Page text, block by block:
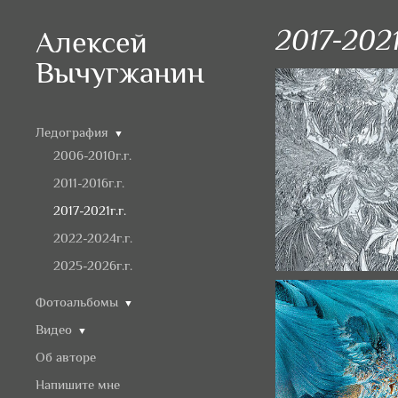
Алексей
Вычугжанин
Ледография ▼
2006-2010г.г.
2011-2016г.г.
2017-2021г.г.
2022-2024г.г.
2025-2026г.г.
Фотоальбомы ▼
Видео ▼
Об авторе
Напишите мне
2017-